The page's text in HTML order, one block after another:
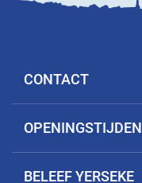
CONTACT
OPENINGSTIJDEN
BELEEF YERSEKE